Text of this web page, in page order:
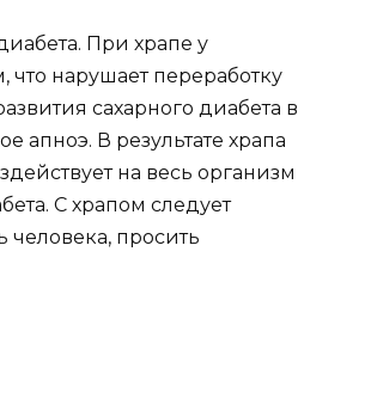
При храпе у
нарушает переработку
сахарного диабета в
апноэ. В результате храпа
на весь организм
С храпом следует
человека, просить